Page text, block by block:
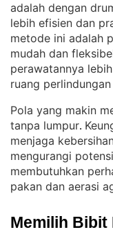
adalah dengan
lebih efisien dan
metode ini adalah
mudah dan
perawatannya
ruang
Pola yang makin
tanpa lumpur.
menjaga
mengurangi
membutuhkan
pakan dan aerasi
Memilih